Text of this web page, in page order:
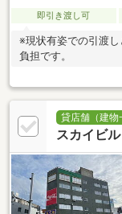
即引き渡し可
※現状有姿での引渡
負担です。
貸店舗（建物
スカイビル